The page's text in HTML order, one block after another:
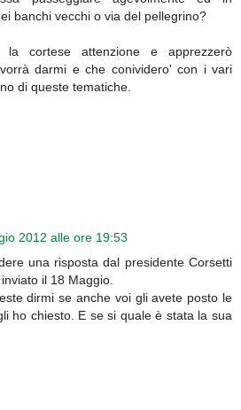
banchi vecchi o via del pellegrino?
cortese attenzione e apprezzerò
darmi e che conividero' con i vari
di queste tematiche.
2012 alle ore 19:53
una risposta dal presidente Corsetti
il 18 Maggio.
dirmi se anche voi gli avete posto le
ho chiesto. E se si quale è stata la sua